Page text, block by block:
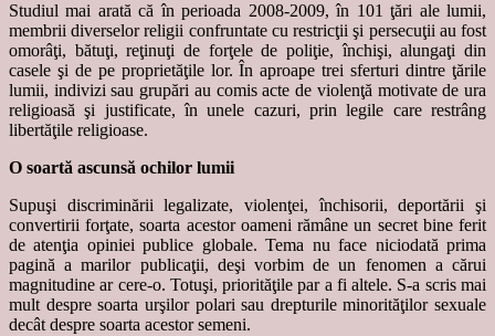
Studiul mai arată că în perioada 2008-2009, în 101 ţări ale lumii,
membrii diverselor religii confruntate cu restricţii şi persecuţii au fost
omorâţi, bătuţi, reţinuţi de forţele de poliţie, închişi, alungaţi din
casele şi de pe proprietăţile lor. În aproape trei sferturi dintre ţările
lumii, indivizi sau grupări au comis acte de violenţă motivate de ura
religioasă şi justificate, în unele cazuri, prin legile care restrâng
libertăţile religioase.
O soartă ascunsă ochilor lumii
Supuşi discriminării legalizate, violenţei, închisorii, deportării şi
convertirii forţate, soarta acestor oameni rămâne un secret bine ferit
de atenţia opiniei publice globale. Tema nu face niciodată prima
pagină a marilor publicaţii, deşi vorbim de un fenomen a cărui
magnitudine ar cere-o. Totuşi, priorităţile par a fi altele. S-a scris mai
mult despre soarta urşilor polari sau drepturile minorităţilor sexuale
decât despre soarta acestor semeni.